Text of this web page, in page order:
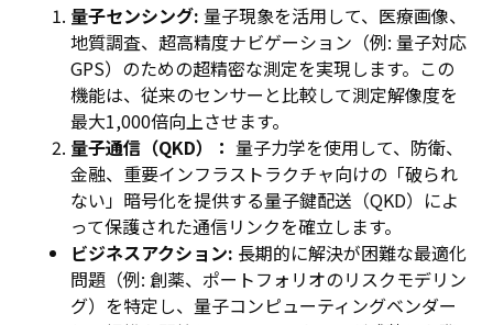
量子センシング: 量子現象を活用して、医療画像、
地質調査、超高精度ナビゲーション（例: 量子対応
GPS）のための超精密な測定を実現します。この
機能は、従来のセンサーと比較して測定解像度を
最大1,000倍向上させます。
量子通信（QKD）： 量子力学を使用して、防衛、
金融、重要インフラストラクチャ向けの「破られ
ない」暗号化を提供する量子鍵配送（QKD）によ
って保護された通信リンクを確立します。
ビジネスアクション: 長期的に解決が困難な最適化
問題（例: 創薬、ポートフォリオのリスクモデリン
グ）を特定し、量子コンピューティングベンダー